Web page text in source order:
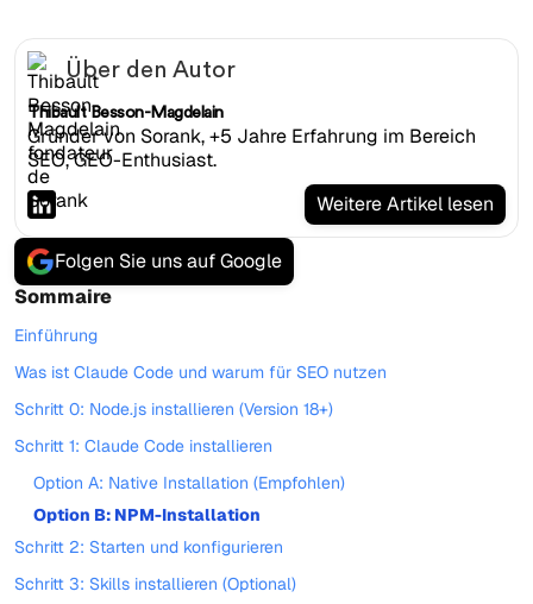
Über den Autor
Thibault Besson-Magdelain
Gründer von Sorank, +5 Jahre Erfahrung im Bereich
SEO, GEO-Enthusiast.
Weitere Artikel lesen
Folgen Sie uns auf Google
Sommaire
Einführung
Was ist Claude Code und warum für SEO nutzen
Schritt 0: Node.js installieren (Version 18+)
Schritt 1: Claude Code installieren
Option A: Native Installation (Empfohlen)
Option B: NPM-Installation
Schritt 2: Starten und konfigurieren
Schritt 3: Skills installieren (Optional)